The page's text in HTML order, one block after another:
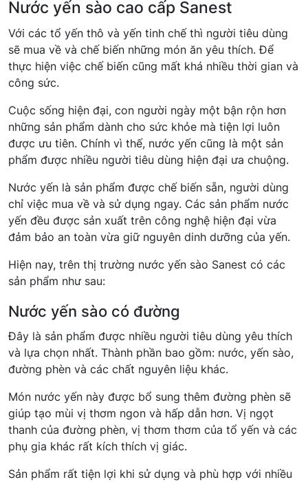
Nước yến sào cao cấp Sanest
Với các tổ yến thô và yến tinh chế thì người tiêu dùng
sẽ mua về và chế biến những món ăn yêu thích. Để
thực hiện việc chế biến cũng mất khá nhiều thời gian và
công sức.
Cuộc sống hiện đại, con người ngày một bận rộn hơn
những sản phẩm dành cho sức khỏe mà tiện lợi luôn
được ưu tiên. Chính vì thế, nước yến cũng là một sản
phẩm được nhiều người tiêu dùng hiện đại ưa chuộng.
Nước yến là sản phẩm được chế biến sẵn, người dùng
chỉ việc mua về và sử dụng ngay. Các sản phẩm nước
yến đều được sản xuất trên công nghệ hiện đại vừa
đảm bảo an toàn vừa giữ nguyên dinh dưỡng của yến.
Hiện nay, trên thị trường nước yến sào Sanest có các
sản phẩm như sau:
Nước yến sào có đường
Đây là sản phẩm được nhiều người tiêu dùng yêu thích
và lựa chọn nhất. Thành phần bao gồm: nước, yến sào,
đường phèn và các chất nguyên liệu khác.
Món nước yến này được bổ sung thêm đường phèn sẽ
giúp tạo mùi vị thơm ngon và hấp dẫn hơn. Vị ngọt
thanh của đường phèn, vị thơm thơm của tổ yến và các
phụ gia khác rất kích thích vị giác.
Sản phẩm rất tiện lợi khi sử dụng và phù hợp với nhiều